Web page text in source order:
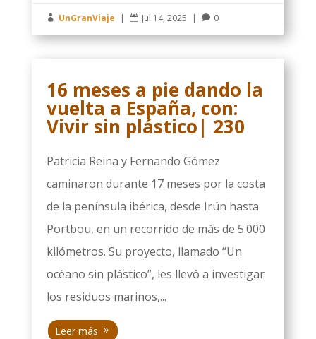
 UnGranViaje |  Jul 14, 2025 |  0
16 meses a pie dando la
vuelta a España, con:
Vivir sin plástico| 230
Patricia Reina y Fernando Gómez
caminaron durante 17 meses por la costa
de la península ibérica, desde Irún hasta
Portbou, en un recorrido de más de 5.000
kilómetros. Su proyecto, llamado “Un
océano sin plástico”, les llevó a investigar
los residuos marinos,...
Leer más